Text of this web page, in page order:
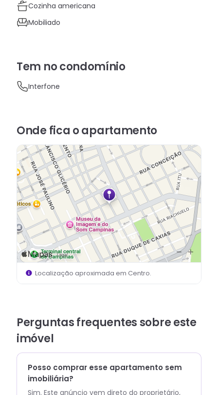
Cozinha americana
Mobiliado
Tem no condomínio
Interfone
Onde fica o apartamento
Localização aproximada em Centro.
Perguntas frequentes sobre este
imóvel
Posso comprar esse apartamento sem
imobiliária?
Sim. Este anúncio vem direto do proprietário,